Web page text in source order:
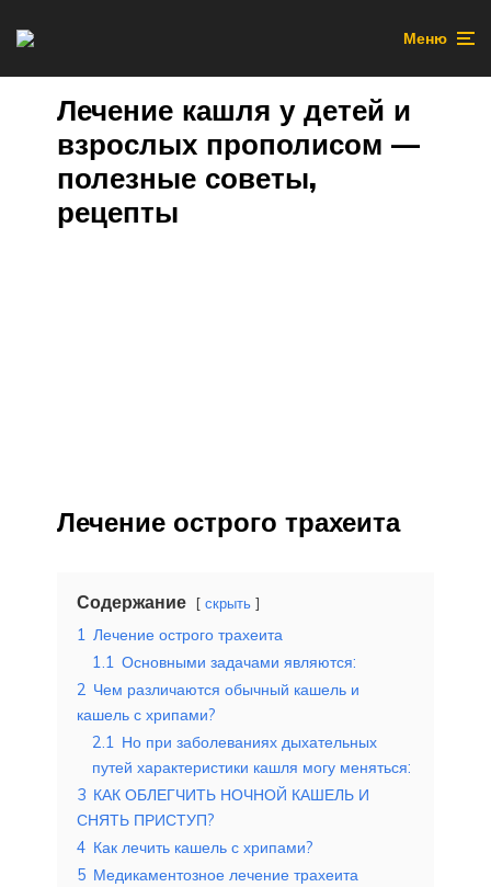
Меню
Лечение кашля у детей и
взрослых прополисом —
полезные советы,
рецепты
Лечение острого трахеита
Содержание скрыть
1 Лечение острого трахеита
1.1 Основными задачами являются:
2 Чем различаются обычный кашель и
кашель с хрипами?
2.1 Но при заболеваниях дыхательных
путей характеристики кашля могу меняться:
3 КАК ОБЛЕГЧИТЬ НОЧНОЙ КАШЕЛЬ И
СНЯТЬ ПРИСТУП?
4 Как лечить кашель с хрипами?
5 Медикаментозное лечение трахеита